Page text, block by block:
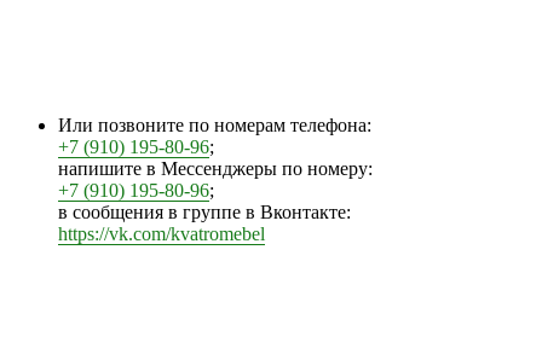
Или позвоните по номерам телефона:
+7 (910) 195-80-96;
напишите в Мессенджеры по номеру:
+7 (910) 195-80-96;
в сообщения в группе в Вконтакте:
https://vk.com/kvatromebel